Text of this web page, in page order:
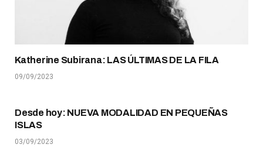
Katherine Subirana: LAS ÚLTIMAS DE LA FILA
09/09/2023
Desde hoy: NUEVA MODALIDAD EN PEQUEÑAS
ISLAS
03/09/2023